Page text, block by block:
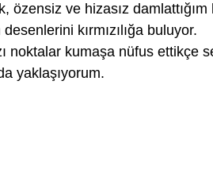
özensiz ve hizasız
kırmızılığa buluyor.
noktalar kumaşa nüfus ettikçe
yaklaşıyorum.